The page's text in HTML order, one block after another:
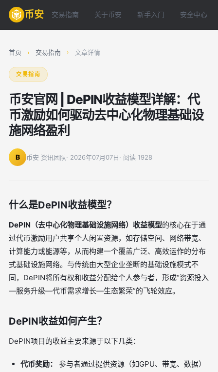
币安 交易指南 关于币安 新手入门 安全中心
首页 › 交易指南 › 文章详情
交易指南
币安官网 | DePIN收益模型详解：代
币激励如何驱动去中心化物理基础设
施网络盈利
B 币安 资讯团队· 2026年07月07日· 阅读 1928
什么是DePIN收益模型？
DePIN（去中心化物理基础设施网络）收益模型的核心在于通
过代币激励用户共享个人闲置资源，如存储空间、网络带宽、
计算能力或能源等，从而构建一个覆盖广泛、高效运作的分布
式基础设施网络。与传统由大型企业垄断的基础设施模式不
同，DePIN将所有权和收益分配给个人参与者，形成“资源投入
—服务升级—代币需求增长—生态繁荣”的飞轮效应。
DePIN收益如何产生？
DePIN项目的收益主要来源于以下几类：
代币奖励：
参与者通过提供资源（如GPU、带宽、数据）